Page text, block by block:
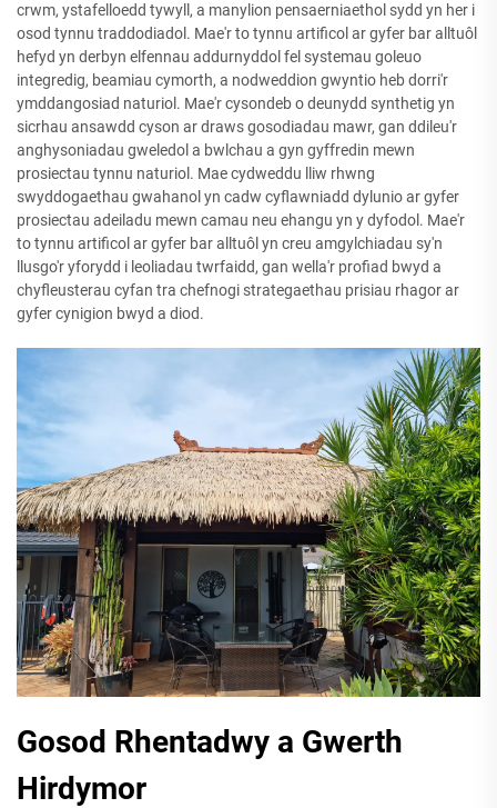
crwm, ystafelloedd tywyll, a manylion pensaerniaethol sydd yn her i
osod tynnu traddodiadol. Mae'r to tynnu artificol ar gyfer bar alltuôl
hefyd yn derbyn elfennau addurnyddol fel systemau goleuo
integredig, beamiau cymorth, a nodweddion gwyntio heb dorri'r
ymddangosiad naturiol. Mae'r cysondeb o deunydd synthetig yn
sicrhau ansawdd cyson ar draws gosodiadau mawr, gan ddileu'r
anghysoniadau gweledol a bwlchau a gyn gyffredin mewn
prosiectau tynnu naturiol. Mae cydweddu lliw rhwng
swyddogaethau gwahanol yn cadw cyflawniadd dylunio ar gyfer
prosiectau adeiladu mewn camau neu ehangu yn y dyfodol. Mae'r
to tynnu artificol ar gyfer bar alltuôl yn creu amgylchiadau sy'n
llusgo'r yforydd i leoliadau twrfaidd, gan wella'r profiad bwyd a
chyfleusterau cyfan tra chefnogi strategaethau prisiau rhagor ar
gyfer cynigion bwyd a diod.
Gosod Rhentadwy a Gwerth
Hirdymor